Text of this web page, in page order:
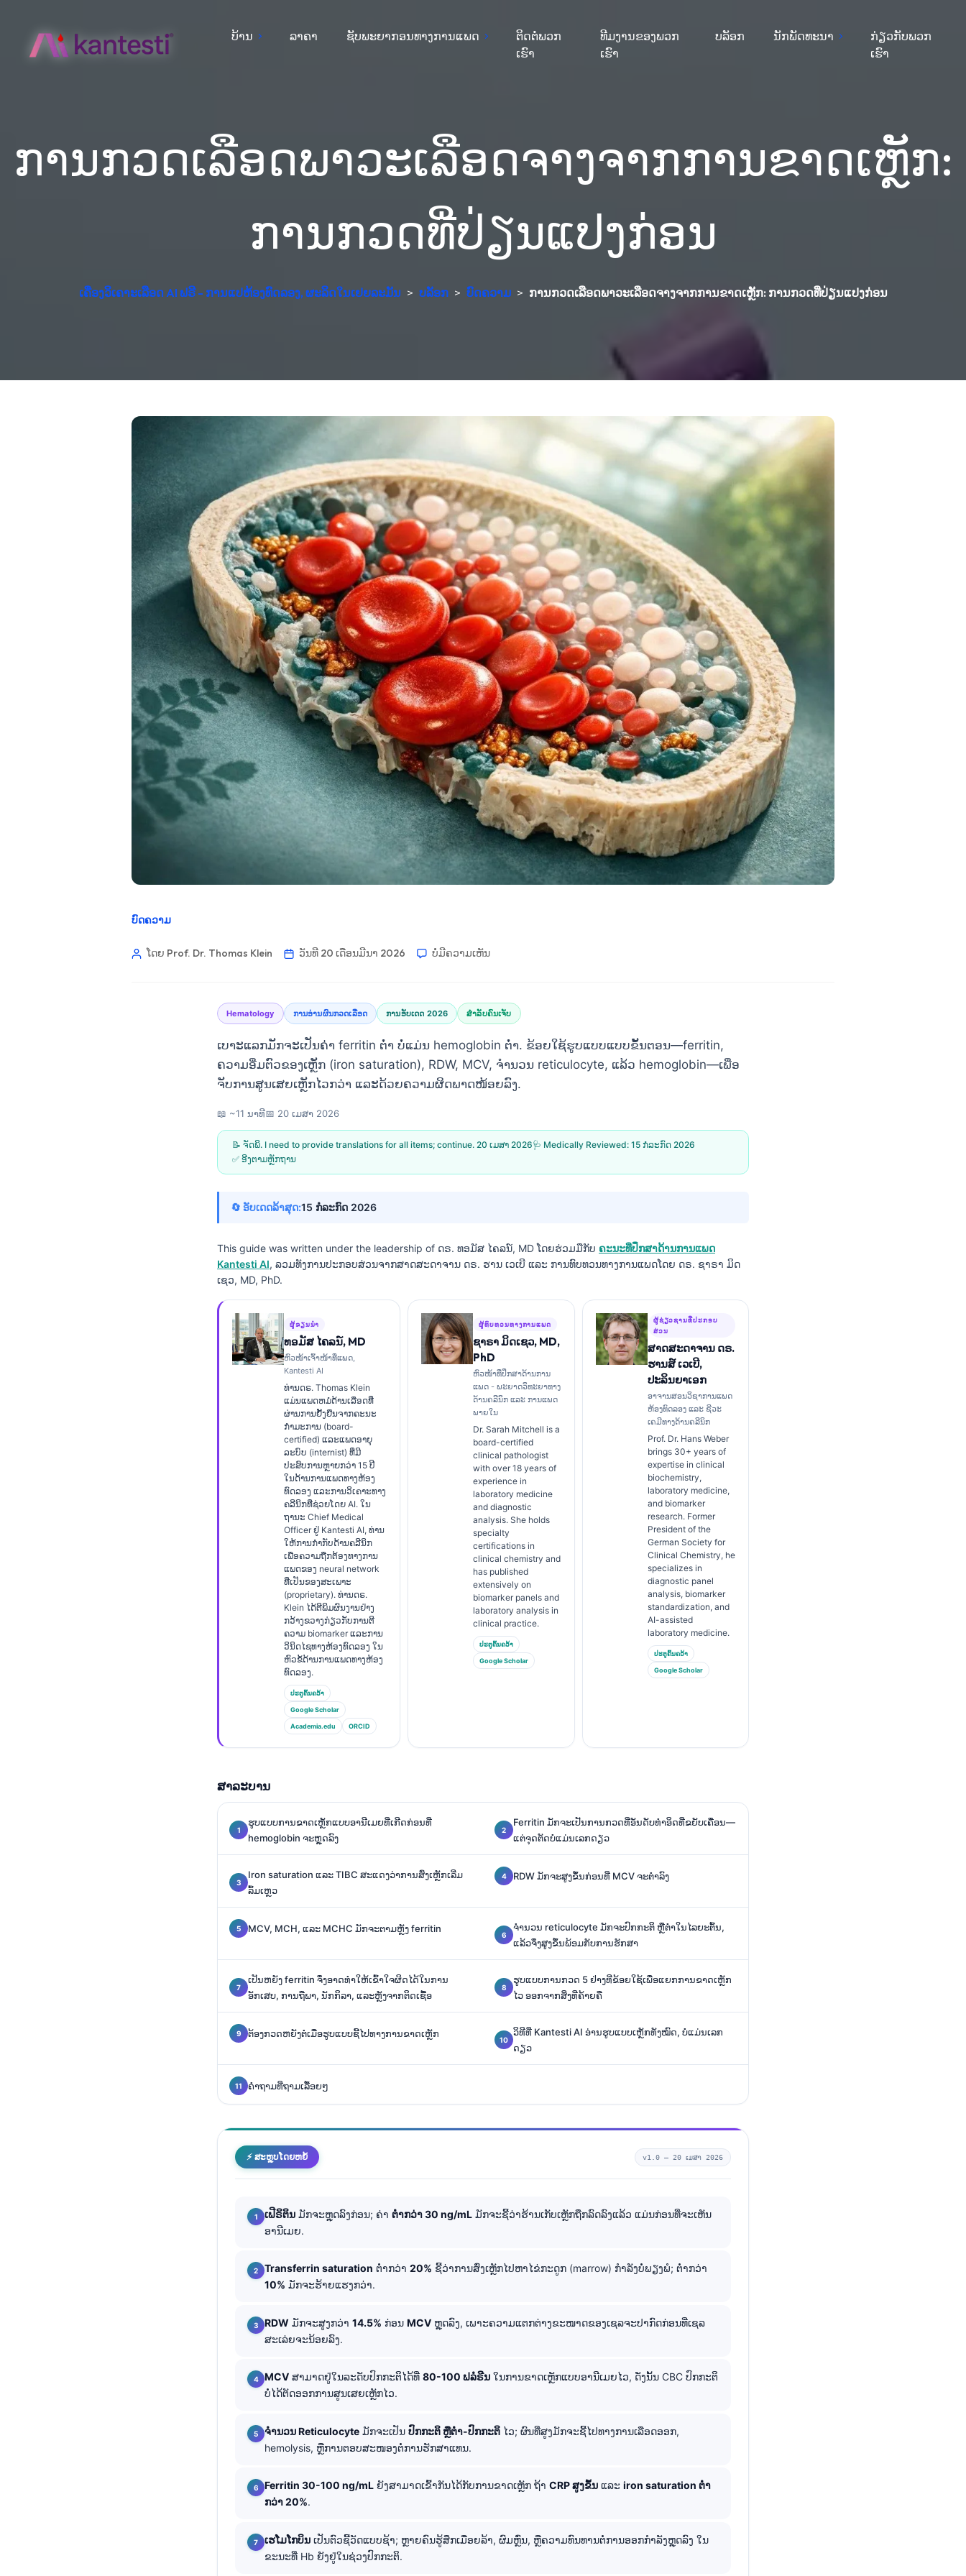
ບ້ານ ລາຄາ ຊັບພະຍາກອນທາງການແພດ
ຕິດຕໍ່ພວກ
ເຮົາ
ທີມງານຂອງພວກ
ເຮົາ
ບລັອກ ນັກພັດທະນາ
ກ່ຽວກັບພວກ
ເຮົາ
ການກວດເລືອດພາວະເລືອດຈາງຈາກການຂາດເຫຼັກ:
ການກວດທີ່ປ່ຽນແປງກ່ອນ
ເຄື່ອງວິເຄາະເລືອດ AI ຟຣີ - ການແປຫ້ອງທົດລອງ, ຜະລິດໃນເຢຍລະມັນ > ບລັອກ > ບົດຄວາມ > ການກວດເລືອດພາວະເລືອດຈາງຈາກການຂາດເຫຼັກ: ການກວດທີ່ປ່ຽນແປງກ່ອນ
ບົດຄວາມ
ໂດຍ Prof. Dr. Thomas Klein ວັນທີ 20 ເດືອນມີນາ 2026 ບໍ່​ມີ​ຄວາມ​ເຫັນ
Hematology ການອ່ານຜົນກວດເລືອດ ການອັບເດດ 2026 ສຳລັບຄົນເຈັບ
ເບາະແລກມັກຈະເປັນຄ່າ ferritin ຕໍ່າ ບໍ່ແມ່ນ hemoglobin ຕໍ່າ. ຂ້ອຍໃຊ້ຮູບແບບແບບຂັ້ນຕອນ—ferritin,
ຄວາມອີ່ມຕົວຂອງເຫຼັກ (iron saturation), RDW, MCV, ຈຳນວນ reticulocyte, ແລ້ວ hemoglobin—ເພື່ອ
ຈັບການສູນເສຍເຫຼັກໄວກວ່າ ແລະດ້ວຍຄວາມຜິດພາດໜ້ອຍລົງ.
📖 ~11 ນາທີ📅 20 ເມສາ 2026
📝 ຈັດພິ. I need to provide translations for all items; continue. 20 ເມສາ 2026🩺 Medically Reviewed: 15 ກໍລະກົດ 2026
✅ ອີງຕາມຫຼັກຖານ
🔄 ອັບເດດລ້າສຸດ:15 ກໍລະກົດ 2026
This guide was written under the leadership of ດຣ. ທອມັສ ໄຄລນ໌, MDໂດຍຮ່ວມມືກັບ ຄະນະທີ່ປຶກສາດ້ານການແພດ
Kantesti AI, ລວມທັງການປະກອບສ່ວນຈາກສາດສະດາຈານ ດຣ. ຮານ ເວເບີ ແລະ ການທົບທວນທາງການແພດໂດຍ ດຣ. ຊາຣາ ມິດ
ເຊວ, MD, PhD.
ຜູ້ຂຽນນຳ
ທອມັສ ໄຄລນ໌, MD
ຫົວໜ້າເຈົ້າໜ້າທີ່ແພດ,
Kantesti AI
ທ່ານດຣ. Thomas Klein
ແມ່ນແພດຫມໍດ້ານເລືອດທີ່
ຜ່ານການຢັ້ງຢືນຈາກຄະນະ
ກຳມະການ (board-
certified) ແລະແພດອາຍຸ
ລະບົບ (internist) ທີ່ມີ
ປະສົບການຫຼາຍກວ່າ 15 ປີ
ໃນດ້ານການແພດທາງຫ້ອງ
ທົດລອງ ແລະການວິເຄາະທາງ
ຄລີນິກທີ່ຊ່ວຍໂດຍ AI. ໃນ
ຖານະ Chief Medical
Officer ຢູ່ Kantesti AI, ທ່ານ
ໃຫ້ການກຳກັບດ້ານຄລີນິກ
ເພື່ອຄວາມຖືກຕ້ອງທາງການ
ແພດຂອງ neural network
ທີ່ເປັນຂອງສະເພາະ
(proprietary). ທ່ານດຣ.
Klein ໄດ້ຕີພິມຜົນງານຢ່າງ
ກວ້າງຂວາງກ່ຽວກັບການຕີ
ຄວາມ biomarker ແລະການ
ວິນິດໄຊທາງຫ້ອງທົດລອງ ໃນ
ຫົວຂໍ້ດ້ານການແພດທາງຫ້ອງ
ທົດລອງ.
ປະຕູຄົ້ນຄວ້າ
Google Scholar
Academia.edu ORCID
ຜູ້ທົບທວນທາງການແພດ
ຊາຣາ ມິດເຊວ, MD,
PhD
ຫົວໜ້າທີ່ປຶກສາດ້ານການ
ແພດ - ພະຍາດວິທະຍາທາງ
ດ້ານຄລີນິກ ແລະ ການແພດ
ພາຍໃນ
Dr. Sarah Mitchell is a
board-certified
clinical pathologist
with over 18 years of
experience in
laboratory medicine
and diagnostic
analysis. She holds
specialty
certifications in
clinical chemistry and
has published
extensively on
biomarker panels and
laboratory analysis in
clinical practice.
ປະຕູຄົ້ນຄວ້າ
Google Scholar
ຜູ້ຊ່ຽວຊານທີ່ປະກອບ
ສ່ວນ
ສາດສະດາຈານ ດຣ.
ຮານສ໌ ເວເບີ,
ປະລິນຍາເອກ
ອາຈານສອນວິຊາການແພດ
ຫ້ອງທົດລອງ ແລະ ຊີວະ
ເຄມີທາງດ້ານຄລີນິກ
Prof. Dr. Hans Weber
brings 30+ years of
expertise in clinical
biochemistry,
laboratory medicine,
and biomarker
research. Former
President of the
German Society for
Clinical Chemistry, he
specializes in
diagnostic panel
analysis, biomarker
standardization, and
AI-assisted
laboratory medicine.
ປະຕູຄົ້ນຄວ້າ
Google Scholar
ສາລະບານ
ຮູບແບບການຂາດເຫຼັກແບບອານີເມຍທີ່ເກີດກ່ອນທີ່
hemoglobin ຈະຫຼຸດລົງ
Ferritin ມັກຈະເປັນການກວດທີ່ອັນດັບທຳອິດທີ່ຂຍັບເຄື່ອນ—
ແຕ່ຈຸດຕັດບໍ່ແມ່ນເລກດຽວ
Iron saturation ແລະ TIBC ສະແດງວ່າການສົ່ງເຫຼັກເລີ່ມ
ລົ້ມເຫຼວ
RDW ມັກຈະສູງຂຶ້ນກ່ອນທີ່ MCV ຈະຕໍ່າລົງ
MCV, MCH, ແລະ MCHC ມັກຈະຕາມຫຼັງ ferritin
ຈຳນວນ reticulocyte ມັກຈະປົກກະຕິ ຫຼືຕໍ່າໃນໄລຍະຕົ້ນ,
ແລ້ວຈຶ່ງສູງຂຶ້ນພ້ອມກັບການຮັກສາ
ເປັນຫຍັງ ferritin ຈຶ່ງອາດທຳໃຫ້ເຂົ້າໃຈຜິດໄດ້ໃນການ
ອັກເສບ, ການຖືພາ, ນັກກິລາ, ແລະຫຼັງຈາກຕິດເຊື້ອ
ຮູບແບບການກວດ 5 ຢ່າງທີ່ຂ້ອຍໃຊ້ເພື່ອແຍກການຂາດເຫຼັກ
ໄວ ອອກຈາກສິ່ງທີ່ຄ້າຍຄື
ຕ້ອງກວດຫຍັງຕໍ່ເມື່ອຮູບແບບຊີ້ໄປທາງການຂາດເຫຼັກ
ວິທີທີ່ Kantesti AI ອ່ານຮູບແບບເຫຼັກທັງໝົດ, ບໍ່ແມ່ນເລກ
ດຽວ
ຄໍາຖາມທີ່ຖາມເລື້ອຍໆ
⚡ ສະຫຼຸບໂດຍຫຍໍ້ v1.0 — 20 ເມສາ 2026
ເຟີຣິຕິນ ມັກຈະຫຼຸດລົງກ່ອນ; ຄ່າ ຕໍ່າກວ່າ 30 ng/mL ມັກຈະຊີ້ວ່າຮ້ານເກັບເຫຼັກຖືກລົດລົງແລ້ວ ແມ່ນກ່ອນທີ່ຈະເຫັນ
ອານີເມຍ.
Transferrin saturation ຕໍ່າກວ່າ 20% ຊີ້ວ່າການສົ່ງເຫຼັກໄປຫາໄຂ່ກະດູກ (marrow) ກຳລັງບໍ່ພຽງພໍ; ຕ່ຳກວ່າ
10% ມັກຈະຮ້າຍແຮງກວ່າ.
RDW ມັກຈະສູງກວ່າ 14.5% ກ່ອນ MCV ຫຼຸດລົງ, ເພາະຄວາມແຕກຕ່າງຂະໜາດຂອງເຊລຈະປາກົດກ່ອນທີ່ເຊລ
ສະເລ່ຍຈະນ້ອຍລົງ.
MCV ສາມາດຢູ່ໃນລະດັບປົກກະຕິໄດ້ທີ່ 80-100 ຟລໍຣີນ ໃນການຂາດເຫຼັກແບບອານີເມຍໄວ, ດັ່ງນັ້ນ CBC ປົກກະຕິ
ບໍ່ໄດ້ຕັດອອກການສູນເສຍເຫຼັກໄວ.
ຈຳນວນ Reticulocyte ມັກຈະເປັນ ປົກກະຕິ ຫຼືຕໍ່າ-ປົກກະຕິ ໄວ; ຜົນທີ່ສູງມັກຈະຊີ້ໄປທາງການເລືອດອອກ,
hemolysis, ຫຼືການຕອບສະໜອງຕໍ່ການຮັກສາແທນ.
Ferritin 30-100 ng/mL ຍັງສາມາດເຂົ້າກັນໄດ້ກັບການຂາດເຫຼັກ ຖ້າ CRP ສູງຂຶ້ນ ແລະ iron saturation ຕ່ຳ
ກວ່າ 20%.
ເຮໂມໂກບິນ ເປັນຕົວຊີ້ວັດແບບຊ້າ; ຫຼາຍຄົນຮູ້ສຶກເມື່ອຍລ້າ, ຜົມຫຼົ່ນ, ຫຼືຄວາມທົນທານຕໍ່ການອອກກຳລັງຫຼຸດລົງ ໃນ
ຂະນະທີ່ Hb ຍັງຢູ່ໃນຊ່ວງປົກກະຕິ.